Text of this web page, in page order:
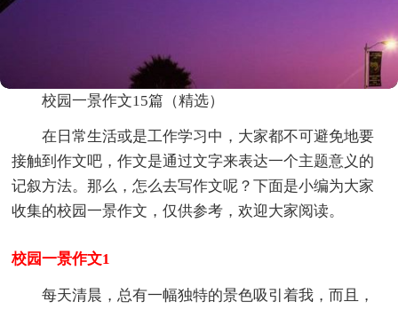
校园一景作文15篇（精选）
在日常生活或是工作学习中，大家都不可避免地要
接触到作文吧，作文是通过文字来表达一个主题意义的
记叙方法。那么，怎么去写作文呢？下面是小编为大家
收集的校园一景作文，仅供参考，欢迎大家阅读。
校园一景作文1
每天清晨，总有一幅独特的景色吸引着我，而且，